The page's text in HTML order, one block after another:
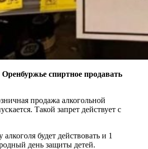
спиртное продавать
продажа алкогольной
Такой запрет действует с
будет действовать и 1
день защиты детей.